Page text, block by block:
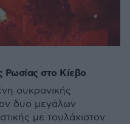
Ρωσίας στο Κίεβο
ουκρανικής
δυο μεγάλων
με τουλάχιστον